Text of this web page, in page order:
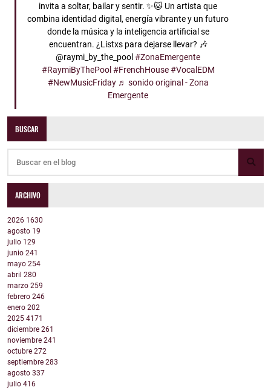
invita a soltar, bailar y sentir. ✨🐱 Un artista que
combina identidad digital, energía vibrante y un futuro
donde la música y la inteligencia artificial se
encuentran. ¿Listxs para dejarse llevar? 🎶
@raymi_by_the_pool#ZonaEmergente
#RaymiByThePool #FrenchHouse #VocalEDM
#NewMusicFriday ♬ sonido original - Zona
Emergente
BUSCAR
ARCHIVO
2026 1630
agosto 19
julio 129
junio 241
mayo 254
abril 280
marzo 259
febrero 246
enero 202
2025 4171
diciembre 261
noviembre 241
octubre 272
septiembre 283
agosto 337
julio 416